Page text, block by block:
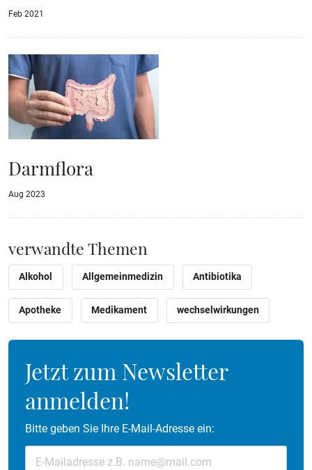
Feb 2021
Darmflora
Aug 2023
verwandte Themen
Alkohol Allgemeinmedizin Antibiotika
Apotheke Medikament wechselwirkungen
Jetzt zum Newsletter
anmelden!
Bitte geben Sie Ihre E-Mail-Adresse ein: